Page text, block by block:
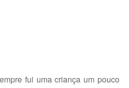
fui uma criança um pouco